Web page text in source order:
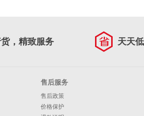
，精致服务 天天
售后服务
售后政策
价格保护